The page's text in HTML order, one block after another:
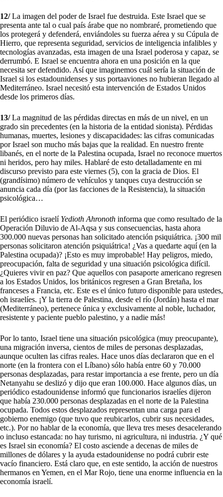
12/La imagen del poder de Israel fue destruida. Este Israel que se
presenta ante tal o cual país árabe que no nombraré, prometiendo que
los protegerá y defenderá, enviándoles su fuerza aérea y su Cúpula de
Hierro, que representa seguridad, servicios de inteligencia infalibles y
tecnologías avanzadas, esta imagen de una Israel poderosa y capaz, se
derrumbó. E Israel se encuentra ahora en una posición en la que
necesita ser defendido. Así que imaginemos cuál sería la situación de
Israel si los estadounidenses y sus portaaviones no hubieran llegado al
Mediterráneo. Israel necesitó esta intervención de Estados Unidos
desde los primeros días.
13/La magnitud de las pérdidas directas en más de un nivel, en un
grado sin precedentes (en la historia de la entidad sionista). Pérdidas
humanas, muertes, lesiones y discapacidades: las cifras comunicadas
por Israel son mucho más bajas que la realidad. En nuestro frente
libanés, en el norte de la Palestina ocupada, Israel no reconoce muertos
ni heridos, pero hay miles. Hablaré de esto detalladamente en mi
discurso previsto para este viernes (5), con la gracia de Dios. El
(grandísimo) número de vehículos y tanques cuya destrucción se
anuncia cada día (por las facciones de la Resistencia), la situación
psicológica…
El periódico israelí Yedioth Ahronoth informa que como resultado de la
Operación Diluvio de Al-Aqsa y sus consecuencias, hasta ahora
300.000 nuevas personas han solicitado atención psiquiátrica. ¡300 mil
personas solicitaron atención psiquiátrica! ¿Vas a quedarte aquí (en la
Palestina ocupada)? ¡Esto es muy improbable! Hay peligros, miedo,
preocupación, falta de seguridad y una situación psicológica difícil.
¿Quieres vivir en paz? Que aquellos con pasaporte americano regresen
a los Estados Unidos, los británicos regresen a Gran Bretaña, los
franceses a Francia, etc. Este es el único futuro disponible para ustedes,
oh israelíes. ¡Y la tierra de Palestina, desde el río (Jordán) hasta el mar
(Mediterráneo), pertenece única y exclusivamente al noble, luchador,
resistente y paciente pueblo palestino, y a nadie más!
Por lo tanto, Israel tiene una situación psicológica (muy preocupante),
una migración inversa, cientos de miles de personas desplazadas,
aunque oculten las cifras reales. Hace unos días declararon que en el
norte (en la frontera con el Líbano) sólo había entre 60 y 70.000
personas desplazadas, para restar importancia a ese frente, pero un día
Netanyahu se deslizó y dijo que eran 100.000. Hace algunos días, un
periódico estadounidense informó que funcionarios israelíes dijeron
que había 230.000 personas desplazadas en el norte de la Palestina
ocupada. Todos estos desplazados representan una carga para el
gobierno enemigo (que tuvo que reubicarlos, cubrir sus necesidades,
etc.). Por no hablar de la economía, que lleva tres meses desacelerando
o incluso estancada: no hay turismo, ni agricultura, ni industria. ¿Y qué
es Israel sin economía? El costo asciende a decenas de miles de
millones de dólares y la ayuda estadounidense no podrá cubrir este
vacío financiero. Está claro que, en este sentido, la acción de nuestros
hermanos en Yemen, en el Mar Rojo, tiene una enorme influencia en la
economía israelí.